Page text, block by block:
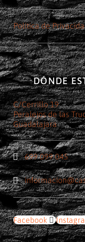
Política de
DÓNDE
C/Cerrillo 19
Peralejos de las
Guadalajara
699 099 045
Facebook